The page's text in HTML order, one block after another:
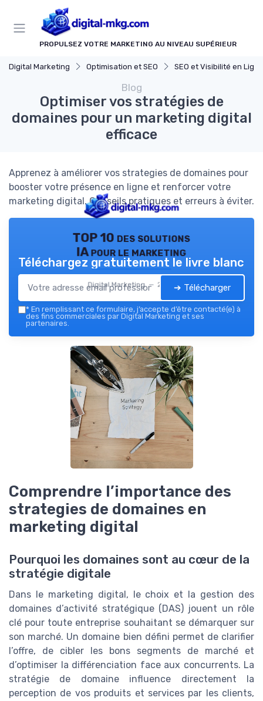
PROPULSEZ VOTRE MARKETING AU NIVEAU SUPÉRIEUR
Digital Marketing Optimisation et SEO SEO et Visibilité en Ligne
Blog
Optimiser vos stratégies de
domaines pour un marketing digital
efficace
Apprenez à améliorer vos strategies de domaines pour
booster votre présence en ligne et renforcer votre
marketing digital. Conseils pratiques et erreurs à éviter.
TOP 10 des solutions
IA pour le marketing
Digital Marketing — 2026
Téléchargez gratuitement le livre blanc
➔ Télécharger
* En remplissant ce formulaire, j’accepte d’être contacté(e) à
des fins commerciales par Digital Marketing et ses
partenaires.
Comprendre l’importance des
strategies de domaines en
marketing digital
Pourquoi les domaines sont au cœur de la
stratégie digitale
Dans le marketing digital, le choix et la gestion des
domaines d’activité stratégique (DAS) jouent un rôle
clé pour toute entreprise souhaitant se démarquer sur
son marché. Un domaine bien défini permet de clarifier
l’offre, de cibler les bons segments de marché et
d’optimiser la différenciation face aux concurrents. La
stratégie de domaine influence directement la
perception de vos produits et services par les clients,
Panneau de gestion des cookies